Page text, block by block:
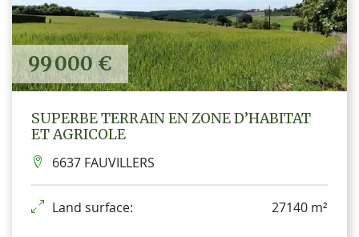
99 000 €
SUPERBE TERRAIN EN ZONE D’HABITAT
ET AGRICOLE
6637 FAUVILLERS
Land surface: 27140 m²